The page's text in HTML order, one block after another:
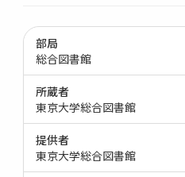
部局
総合図書館
所蔵者
東京大学総合図書館
提供者
東京大学総合図書館